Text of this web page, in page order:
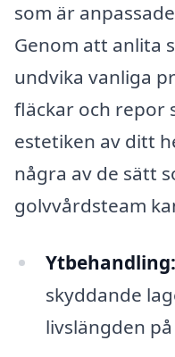
som är
Genom att anlita
undvika vanliga
fläckar och repor
estetiken av ditt
några av de sätt
golvvårdsteam
Ytbehandling:
skyddande
livslängden